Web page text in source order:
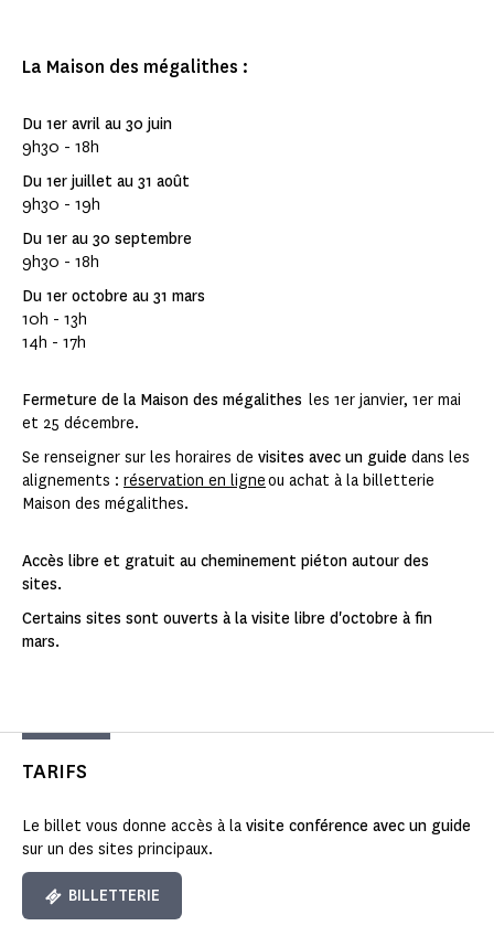
La Maison des mégalithes :
Du 1er avril au 30 juin
9h30 - 18h
Du 1er juillet au 31 août
9h30 - 19h
Du 1er au 30 septembre
9h30 - 18h
Du 1er octobre au 31 mars
10h - 13h
14h - 17h
Fermeture de la Maison des mégalithes les 1er janvier, 1er mai
et 25 décembre.
Se renseigner sur les horaires de visites avec un guide dans les
alignements : réservation en ligneou achat à la billetterie
Maison des mégalithes.
Accès libre et gratuit au cheminement piéton autour des
sites.
Certains sites sont ouverts à la visite libre d'octobre à fin
mars.
TARIFS
Le billet vous donne accès à la visite conférence avec un guide
sur un des sites principaux.
BILLETTERIE